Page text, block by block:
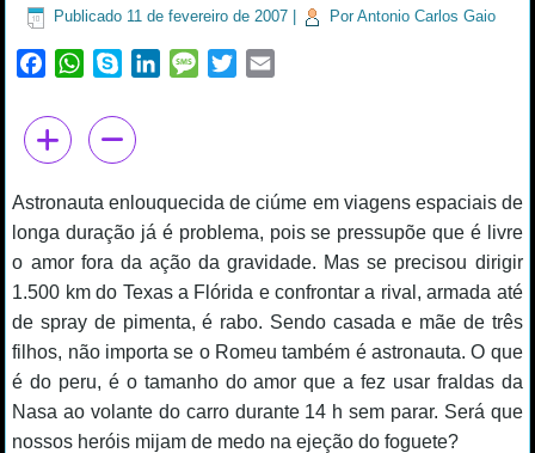
Publicado 11 de fevereiro de 2007 Por Antonio Carlos Gaio
FacebookWhatsApp
Skype LinkedInMessage
Twitter
Astronauta enlouquecida de ciúme em viagens espaciais de
longa duração já é problema, pois se pressupõe que é livre
o amor fora da ação da gravidade. Mas se precisou dirigir
1.500 km do Texas a Flórida e confrontar a rival, armada até
de spray de pimenta, é rabo. Sendo casada e mãe de três
filhos, não importa se o Romeu também é astronauta. O que
é do peru, é o tamanho do amor que a fez usar fraldas da
Nasa ao volante do carro durante 14 h sem parar. Será que
nossos heróis mijam de medo na ejeção do foguete?